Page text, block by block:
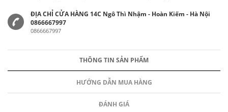
ĐỊA CHỈ CỬA HÀNG 14C Ngô Thì Nhậm - Hoàn Kiếm - Hà Nội
0866667997
0866667997
THÔNG TIN SẢN PHẨM
HƯỚNG DẪN MUA HÀNG
ĐÁNH GIÁ